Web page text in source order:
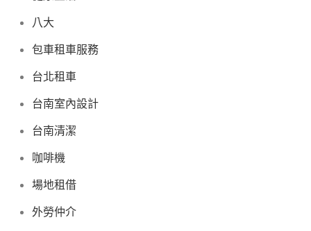
八大
包車租車服務
台北租車
台南室內設計
台南清潔
咖啡機
場地租借
外勞仲介